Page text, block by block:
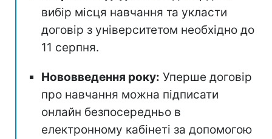
вибір місця навчання та укласти
договір з університетом необхідно до
11 серпня.
Нововведення року: Уперше договір
про навчання можна підписати
онлайн безпосередньо в
електронному кабінеті за допомогою